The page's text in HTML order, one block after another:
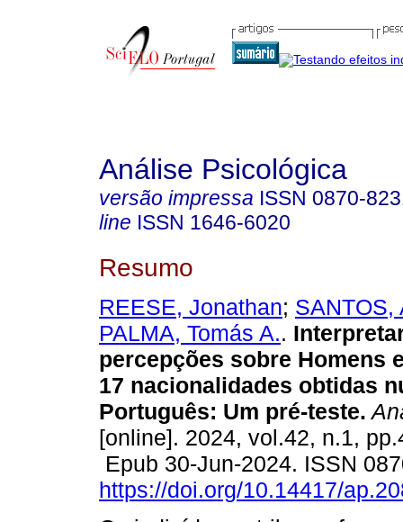
Análise Psicológica
versão impressa ISSN 0870-
line ISSN 1646-6020
Resumo
REESE, Jonathan; SANTOS,
PALMA, Tomás A..
percepções sobre Homens
17 nacionalidades obtidas
Português: Um pré-teste.
[online]. 2024, vol.42, n.1,
Epub 30-Jun-2024. ISSN
https://doi.org/10.14417/